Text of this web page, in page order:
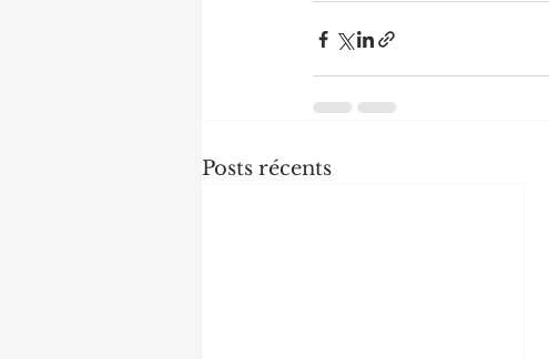
Posts récents